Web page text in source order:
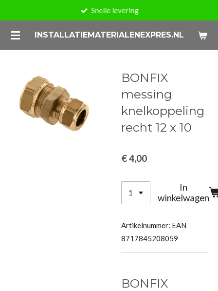
naar
de
INSTALLATIEMATERIALENEXPRES.NL
Snelle levering
BONFIX
messing
knelkoppeling
recht 12 x 10
€ 4,00
In
winkelwagen
Artikelnummer: EAN
8717845208059
BONFIX